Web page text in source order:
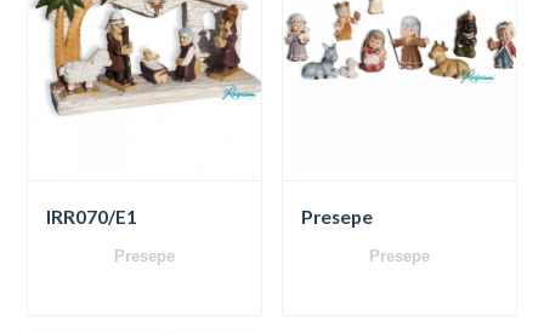
IRR070/E1
Presepe
Presepe
Presepe